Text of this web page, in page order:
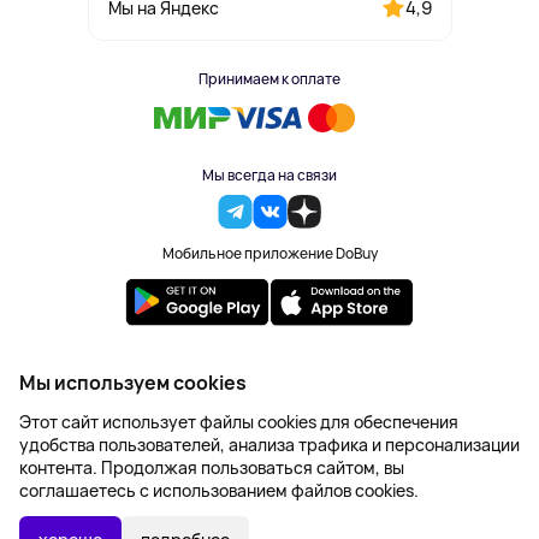
УТОЧНИТЬ НАЛИЧИЕ
Мы на Яндекс 4,9
Принимаем к оплате
Мы всегда на связи
Мобильное приложение DoBuy
2023-2026 © DoBuy. Все права защищены
Правила обработки персональных данных
Пользовательское соглашение
Оферта
Создание сайта – NetLab
Мы используем cookies
Этот сайт использует файлы cookies для обеспечения
удобства пользователей, анализа трафика и персонализации
контента. Продолжая пользоваться сайтом, вы
соглашаетесь с использованием файлов cookies.